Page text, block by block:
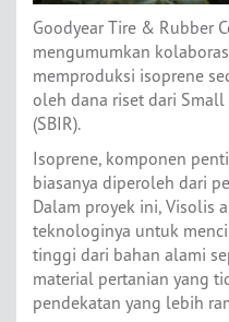
Goodyear Tire & Rubber
mengumumkan
memproduksi isoprene
oleh dana riset dari
(SBIR).
Isoprene, komponen
biasanya diperoleh dari
Dalam proyek ini, Visolis
teknologinya untuk
tinggi dari bahan alami
material pertanian yang
pendekatan yang lebih